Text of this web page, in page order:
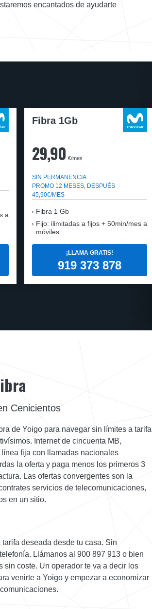
encantados de ayudarte
a
Fibra 1Gb
29,90 €/mes
SIN PERMANENCIA
PROMO 12 MESES, DESPUÉS
45,90€/MES
Fibra 1 Gb
Fijo: ilimitadas a fijos + 50min/mes a
móviles
¡LLAMA GRATIS!
919 373 878
Cenicientos
de Yoigo para navegar sin límites a tarifa
Internet de cincuenta MB,
fija con llamadas nacionales
la oferta y paga menos los primeros 3
Las ofertas convergentes son la
servicios de telecomunicaciones,
en un sitio.
deseada desde tu casa. Sin
Llámanos al 900 897 913 o bien
sin coste. Un operador te va a decir los
venirte a Yoigo y empezar a economizar